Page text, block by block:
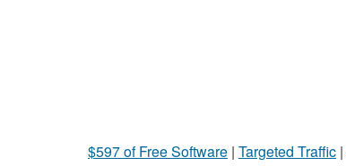
$597 of Free Software | Targeted Traffic |